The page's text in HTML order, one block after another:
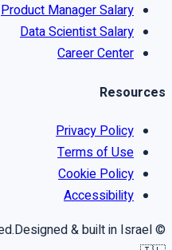
Product Manager Salary
Data Scientist Salary
Career Center
Resources
Privacy Policy
Terms of Use
Cookie Policy
Accessibility
© JobsSeek. All rights reserved.
Designed & built in Israel